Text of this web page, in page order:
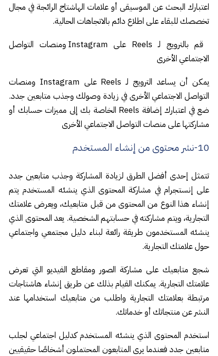
اعتبارك البحث عن الموسيقى أو علامات الهاشتاج الرائجة في مجال
تخصصك للبقاء على اطلاع دائم بالاتجاهات الحالية.
قم بالترويج لـ Reels على Instagram ومنصات التواصل
الاجتماعي الأخرى
يمكن أن يساعد الترويج لـ Reels على Instagram ومنصات
التواصل الاجتماعي الأخرى في زيادة وصولك وجذب متابعين جدد.
ضع في اعتبارك إضافة Reels الخاصة بك إلى مميزات حسابك أو
مشاركتها على منصات التواصل الاجتماعي الأخرى
10-نشر محتوى من إنشاء المستخدم
تتمثل إحدى أفضل الطرق لزيادة المشاركة وجذب متابعين جدد
على إنستجرام في مشاركة المحتوى الذي ينشئه المستخدم يتم
إنشاء هذا النوع من المحتوى من قبل متابعيك، ويعرض علامتك
التجارية، ويتم مشاركته في حسابتهم الشخصية. يعد المحتوى الذي
ينشئه المستخدمون طريقة رائعة لبناء دليل مجتمعي واجتماعي
حول علامتك التجارية.
شجع متابعيك على مشاركة الصور ومقاطع الفيديو التي تعرض
علامتك التجارية. يمكنك القيام بذلك عن طريق إنشاء هاشتاجات
مرتبطة بعلامتك التجارية واطلب من متابعيك استخدامها عند
النشر عن منتجاتك أو خدماتك.
استخدم المحتوى الذي ينشئه المستخدم كدليل اجتماعي لجلب
متابعين جدد فعندما يرى المتابعون المحتملون أشخاصًا حقيقيين